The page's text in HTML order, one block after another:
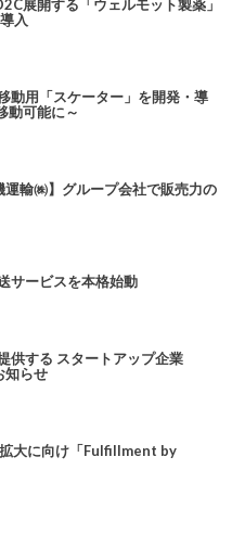
展開する「ウェルモット製薬」
入
動用「スケーター」を開発・導
動可能に～
運輸㈱】グループ会社で販売力の
サービスを本格始動
供する スタートアップ企業
知らせ
大に向け「Fulfillment by